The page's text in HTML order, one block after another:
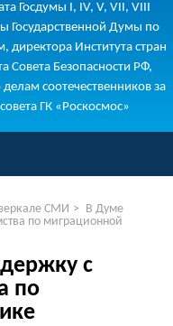
Госдумы I, IV, V, VII, VIII
Государственной Думы по
Института стран
Совета Безопасности РФ,
соотечественников за
ГК «Роскосмос»
СМИ > В Думе
по миграционной
с
по